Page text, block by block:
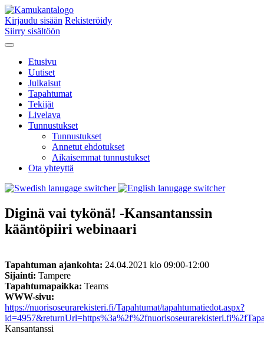
Kirjaudu sisään Rekisteröidy
Siirry sisältöön
Etusivu
Uutiset
Julkaisut
Tapahtumat
Tekijät
Livelava
Tunnustukset
Tunnustukset
Annetut ehdotukset
Aikaisemmat tunnustukset
Ota yhteyttä
Diginä vai tykönä! -Kansantanssin
kääntöpiiri webinaari
Tapahtuman ajankohta: 24.04.2021 klo 09:00-12:00
Sijainti: Tampere
Tapahtumapaikka: Teams
WWW-sivu:
https://nuorisoseurarekisteri.fi/Tapahtumat/tapahtumatiedot.aspx?
Kansantanssi